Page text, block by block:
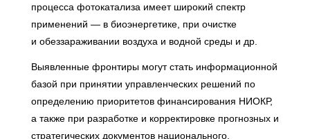
процесса фотокатализа имеет широкий спектр
применений — в биоэнергетике, при очистке
и обеззараживании воздуха и водной среды и др.
Выявленные фронтиры могут стать информационной
базой при принятии управленческих решений по
определению приоритетов финансирования НИОКР,
а также при разработке и корректировке прогнозных и
стратегических документов национального,